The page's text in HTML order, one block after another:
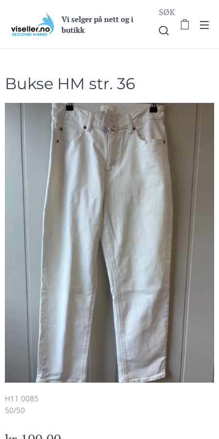
Vi selger på nett og i
butikk
SØK
Bukse HM str. 36
H11 0085
50/50